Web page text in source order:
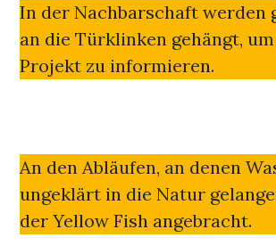
In der Nachbarschaft werden
an die Türklinken gehängt,
Projekt zu informieren.
An den Abläufen, an denen
ungeklärt in die Natur
der Yellow Fish angebracht.